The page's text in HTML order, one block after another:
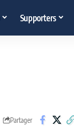
Supporters
Partager